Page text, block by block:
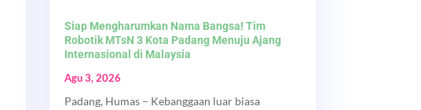
Siap Mengharumkan Nama Bangsa! Tim
Robotik MTsN 3 Kota Padang Menuju Ajang
Internasional di Malaysia
Agu 3, 2026
Padang, Humas – Kebanggaan luar biasa